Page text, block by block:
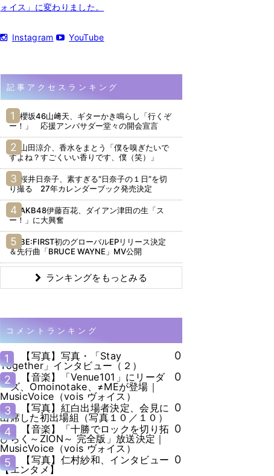
ォイス」に変わりました。
Instagram YouTube
記事アクセスランキング
櫻坂46山﨑天、ギターかき鳴らし「行くぞ
ー！」 応援アンバサダー堂々の開会宣言
山田涼介、香水をまとう「僕を嗅ぎたいで
すよね？すごくいい香りです、僕（笑）」
桜井日奈子、素すぎる“日奈子の１日”を切
り撮る 27年カレンダーブック発売決定
AKB48伊藤百花、ダイアン津田の生「ス
ー！」に大興奮
BE:FIRST初のグローバルEPリリース決定
＆先行曲「BRUCE WAYNE」MV公開
ランキングをもっとみる
コメントランキング
1
【写真】写真・「Stay
Together」インタビュー（２）
0
2
【音楽】「Venue101」にリーダ
ーズ、Omoinotake、≠MEが登場｜
MusicVoice（vois ヴォイス）
0
3
【写真】紅白出場者決定、会見に
出席した初出場組（写真１０／１０）
0
4
【音楽】「十勝でロックを切り拓
ひらく～ZION～ 完全版」放送決定｜
MusicVoice（vois ヴォイス）
0
5
【写真】仁村紗和、インタビュー
【エンタメ】
0